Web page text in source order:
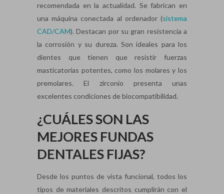
recomendada en la actualidad. Se fabrican en
una máquina conectada al ordenador (sistema
CAD/CAM). Destacan por su gran resistencia a
la corrosión y su dureza. Son ideales para los
dientes que tienen que resistir fuerzas
masticatorias potentes, como los molares y los
premolares. El zirconio presenta unas
excelentes condiciones de biocompatibilidad.
¿CUÁLES SON LAS
MEJORES FUNDAS
DENTALES FIJAS?
Desde los puntos de vista funcional, todos los
tipos de materiales descritos cumplirán con el